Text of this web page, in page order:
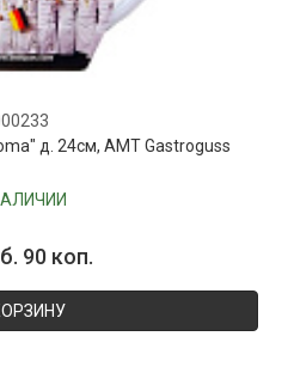
д. 24см, AMT Gastroguss
90 коп.